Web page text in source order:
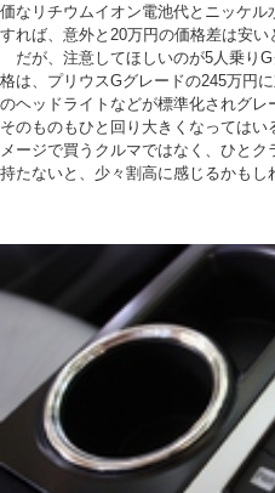
価なリチウムイオン電池代とニッケル
すれば、意外と20万円の価格差は安い
だが、注意してほしいのが5人乗り
格は、プリウスGグレードの245万円
のヘッドライトなどが標準化されグ
そのものもひと回り大きくなっては
メージで買うクルマではなく、ひと
持たないと、少々割高に感じるかもし